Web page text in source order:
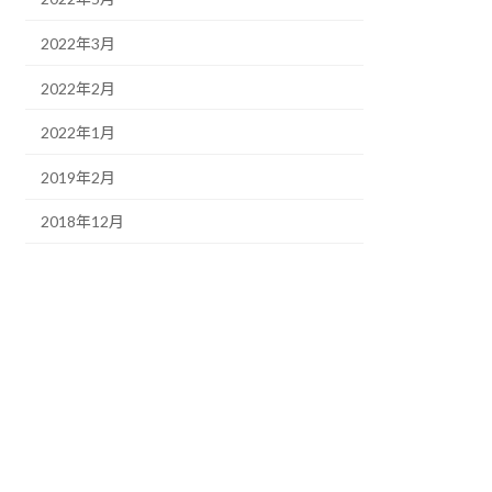
2022年3月
2022年2月
2022年1月
2019年2月
2018年12月